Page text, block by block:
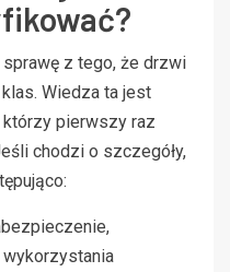
z tego, że drzwi
Wiedza ta jest
którzy pierwszy raz
chodzi o szczegóły,